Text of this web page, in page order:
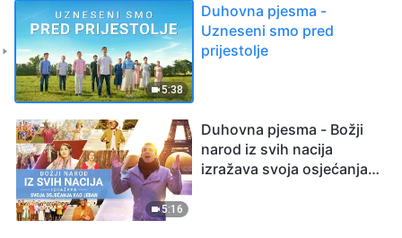
5:38
Duhovna pjesma -
Uzneseni smo pred
prijestolje
5:16
Duhovna pjesma - Božji
narod iz svih nacija
izražava svoja osjećanja